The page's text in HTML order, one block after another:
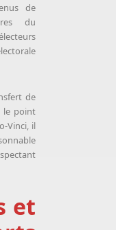
de
du
de
le point
Vinci, il
et